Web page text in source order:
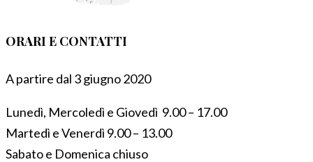
ORARI E CONTATTI
A partire dal 3 giugno 2020
Lunedì, Mercoledì e Giovedì 9.00 – 17.00
Martedì e Venerdì 9.00 – 13.00
Sabato e Domenica chiuso